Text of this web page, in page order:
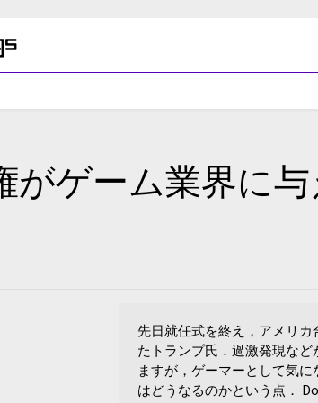
がゲーム業界に
先日就任式を終え，アメリカ
たトランプ氏．過激発現など
ますが，ゲーマーとして気
はどうなるのかという点．